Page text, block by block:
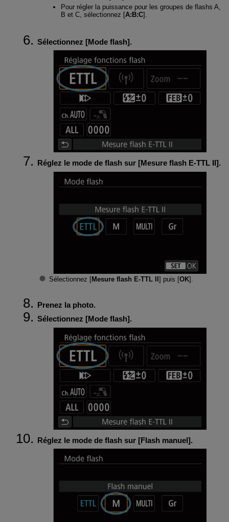
Pour régler la puissance pour les groupes de flashs A,
B et C, sélectionnez [A:B:C].
Sélectionnez [Mode flash].
Réglez le mode de flash sur [Mesure flash E-TTL II].
Sélectionnez [Mesure flash E-TTL II] puis [OK].
Prenez la photo.
Sélectionnez [Mode flash].
Réglez le mode de flash sur [Flash manuel].